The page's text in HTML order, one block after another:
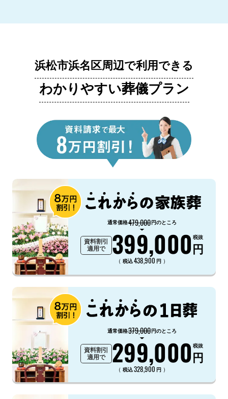
浜松市浜名区周辺で利用できる
わかりやすい葬儀プラン
通常価格479,000円のところ
資料割引
適用で
399,000円
税抜
（ 税込438,900 円 ）
通常価格379,000円のところ
資料割引
適用で
299,000円
税抜
（ 税込328,900 円 ）